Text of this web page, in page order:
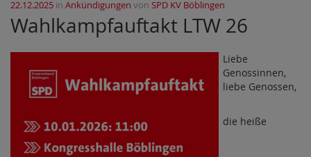
22.12.2025 in Ankündigungen von SPD KV Böblingen
Wahlkampfauftakt LTW 26
Liebe
Genossinnen,
liebe Genossen,
die heiße